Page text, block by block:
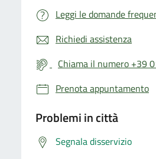
Leggi le domande
Richiedi assistenza
Chiama il numero +39
Prenota appuntamento
Problemi in città
Segnala disservizio